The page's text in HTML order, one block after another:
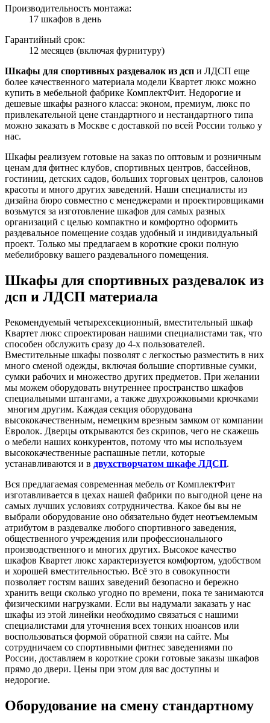
Производительность монтажа:
17 шкафов в день
Гарантийный срок:
12 месяцев (включая фурнитуру)
Шкафы для спортивных раздевалок из дсп и ЛДСП еще
более качественного материала модели Квартет люкс можно
купить в мебельной фабрике КомплектФит. Недорогие и
дешевые шкафы разного класса: эконом, премиум, люкс по
привлекательной цене стандартного и нестандартного типа
можно заказать в Москве с доставкой по всей России только у
нас.
Шкафы реализуем готовые на заказ по оптовым и розничным
ценам для фитнес клубов, спортивных центров, бассейнов,
гостиниц, детских садов, больших торговых центров, салонов
красоты и много других заведений. Наши специалисты из
дизайна бюро совместно с менеджерами и проектировщиками
возьмутся за изготовление шкафов для самых разных
организаций с целью компактно и комфортно оформить
раздевальное помещение создав удобный и индивидуальный
проект. Только мы предлагаем в короткие сроки полную
мебелибровку вашего раздевального помещения.
Шкафы для спортивных раздевалок из
дсп и ЛДСП материала
Рекомендуемый четырехсекционный, вместительный шкаф
Квартет люкс спроектирован нашими специалистами так, что
способен обслужить сразу до 4-х пользователей.
Вместительные шкафы позволят с легкостью разместить в них
много сменой одежды, включая большие спортивные сумки,
сумки рабочих и множество других предметов. При желании
мы можем оборудовать внутреннее пространство шкафов
специальными штангами, а также двухрожковыми крючками
многим другим. Каждая секция оборудована
высококачественным, немецким врезным замком от компании
Евролок. Дверцы открываются без скрипов, чего не скажешь
о мебели наших конкурентов, потому что мы используем
высококачественные распашные петли, которые
устанавливаются и в двухстворчатом шкафе ЛДСП.
Вся предлагаемая современная мебель от КомплектФит
изготавливается в цехах нашей фабрики по выгодной цене на
самых лучших условиях сотрудничества. Какое бы вы не
выбрали оборудование оно обязательно будет неотъемлемым
атрибутом в раздевалке любого спортивного заведения,
общественного учреждения или профессионального
производственного и многих других. Высокое качество
шкафов Квартет люкс характеризуется комфортом, удобством
и хорошей вместительностью. Всё это в совокупности
позволяет гостям ваших заведений безопасно и бережно
хранить вещи сколько угодно по времени, пока те занимаются
физическими нагрузками. Если вы надумали заказать у нас
шкафы из этой линейки необходимо связаться с нашими
специалистами для уточнения всех тонких нюансов или
воспользоваться формой обратной связи на сайте. Мы
сотрудничаем со спортивными фитнес заведениями по
России, доставляем в короткие сроки готовые заказы шкафов
прямо до двери. Цены при этом для вас доступны и
недорогие.
Оборудование на смену стандартному